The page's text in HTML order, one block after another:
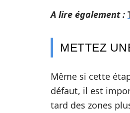
A lire également :
METTEZ
Même si cette
défaut, il est
tard des zones